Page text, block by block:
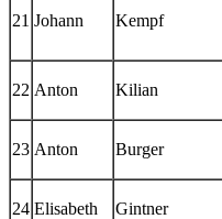
21 Johann Kempf
22 Anton Kilian
23 Anton Burger
24 Elisabeth Gintner